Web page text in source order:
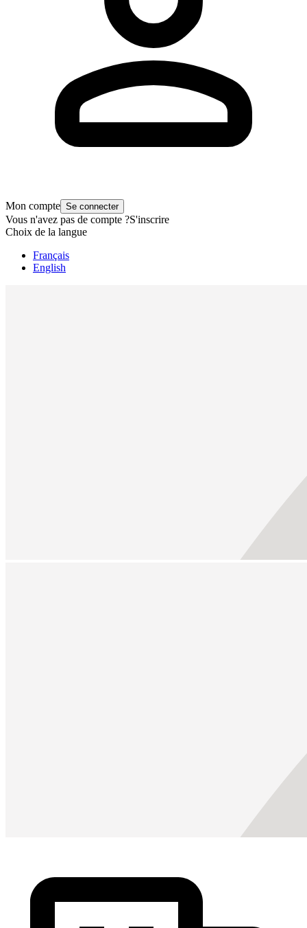
Mon compte Se connecter
Vous n'avez pas de compte ?S'inscrire
Choix de la langue
Français
English